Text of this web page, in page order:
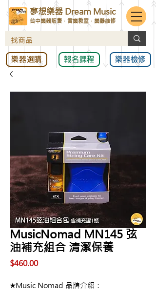
樂器選購 報名課程 樂器檢修
夢想樂器 Dream Music
台中樂器販售．音樂教室．樂器維修
MusicNomad MN145 弦
油補充組合 清潔保養
$460.00價
★Music Nomad 品牌介紹：